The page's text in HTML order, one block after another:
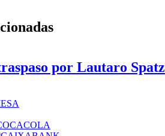
por Lautaro Spatz